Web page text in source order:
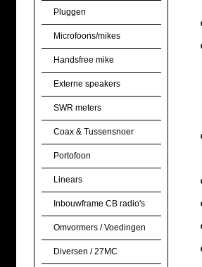
Pluggen
Microfoons/mikes
Handsfree mike
Externe speakers
SWR meters
Coax & Tussensnoer
Portofoon
Linears
Inbouwframe CB radio's
Omvormers / Voedingen
Diversen / 27MC